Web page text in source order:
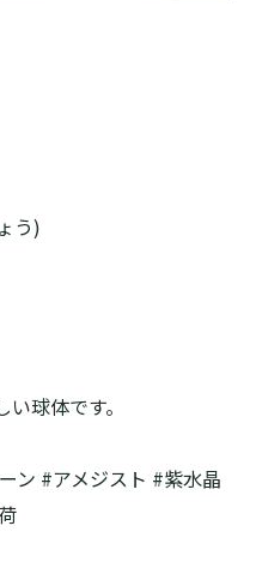
う)
球体です。
ン #アメジスト #紫水晶